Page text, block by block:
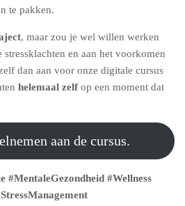
te pakken.
, maar zou je wel willen werken
en aan het voorkomen
dan aan voor onze digitale cursus
helemaal zelf op een moment dat
aan de cursus.
#MentaleGezondheid #Wellness